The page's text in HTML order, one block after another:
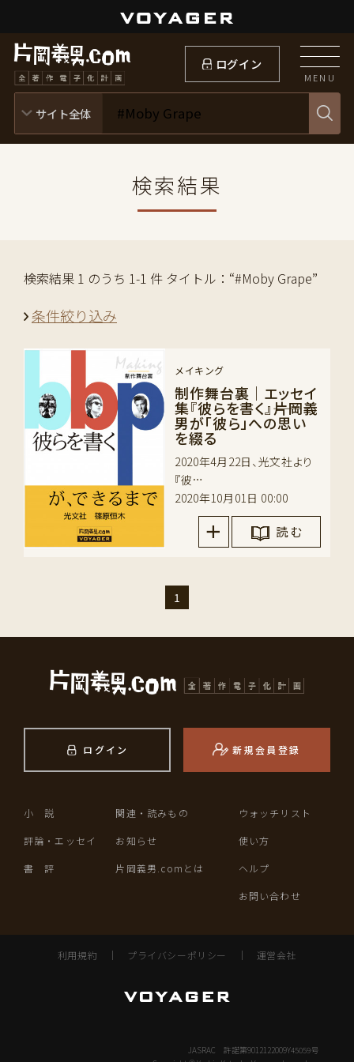
ログイン
MENU
検索結果
検索結果 1 のうち 1-1 件 タイトル：“#Moby Grape”
条件絞り込み
メイキング
制作舞台裏｜エッセイ
集『彼らを書く』――片岡義
男が「彼ら」への思い
を綴る
2020年4月22日、光文社より
『彼…
2020年10月01日 00:00
読 む
1
ログイン 新規会員登録
小 説
評論・エッセイ
書 評
関連・読みもの
お知らせ
片岡義男.comとは
ウォッチリスト
使い方
ヘルプ
お問い合わせ
利用規約 ｜ プライバシーポリシー ｜ 運営会社
JASRAC 許諾第9012122009Y45059号